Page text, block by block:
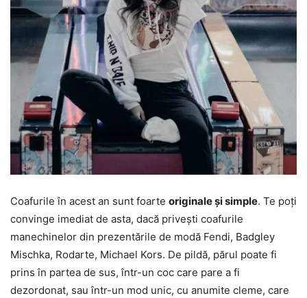
Coafurile în acest an sunt foarte originale și simple. Te poți
convinge imediat de asta, dacă privești coafurile
manechinelor din prezentările de modă Fendi, Badgley
Mischka, Rodarte, Michael Kors. De pildă, părul poate fi
prins în partea de sus, într-un coc care pare a fi
dezordonat, sau într-un mod unic, cu anumite cleme, care